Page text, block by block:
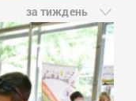
за тиждень